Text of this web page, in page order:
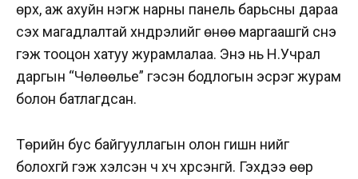
өрх, аж ахуйн нэгж нарны панель барьсны дараа
үүсэх магадлалтай хүндрэлийг өнөө маргаашгүй үүснэ
гэж тооцон хатуу журамлалаа. Энэ нь Н.Учрал
даргын “Чөлөөлье” гэсэн бодлогын эсрэг журам
болон батлагдсан.
Төрийн бус байгууллагын олон гишүүн үүнийг
болохгүй гэж хэлсэн ч хүч хүрсэнгүй. Гэхдээ өөр